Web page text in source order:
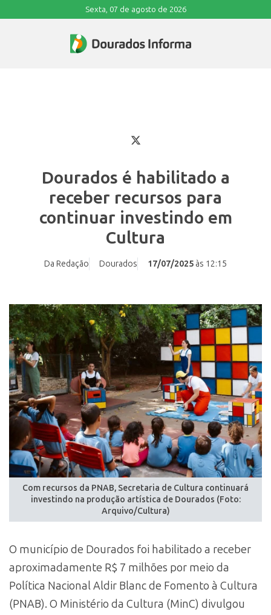
Sexta, 07 de agosto de 2026
Dourados é habilitado a
receber recursos para
continuar investindo em
Cultura
Da Redação Dourados 17/07/2025 às 12:15
Com recursos da PNAB, Secretaria de Cultura continuará
investindo na produção artística de Dourados (Foto:
Arquivo/Cultura)
O município de Dourados foi habilitado a receber
aproximadamente R$ 7 milhões por meio da
Política Nacional Aldir Blanc de Fomento à Cultura
(PNAB). O Ministério da Cultura (MinC) divulgou